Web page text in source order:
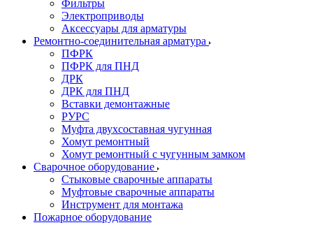
Фильтры
Электроприводы
Аксессуары для арматуры
Ремонтно-соединительная арматура
ПФРК
ПФРК для ПНД
ДРК
ДРК для ПНД
Вставки демонтажные
РУРС
Муфта двухсоставная чугунная
Хомут ремонтный
Хомут ремонтный с чугунным замком
Сварочное оборудование
Стыковые сварочные аппараты
Муфтовые сварочные аппараты
Инструмент для монтажа
Пожарное оборудование